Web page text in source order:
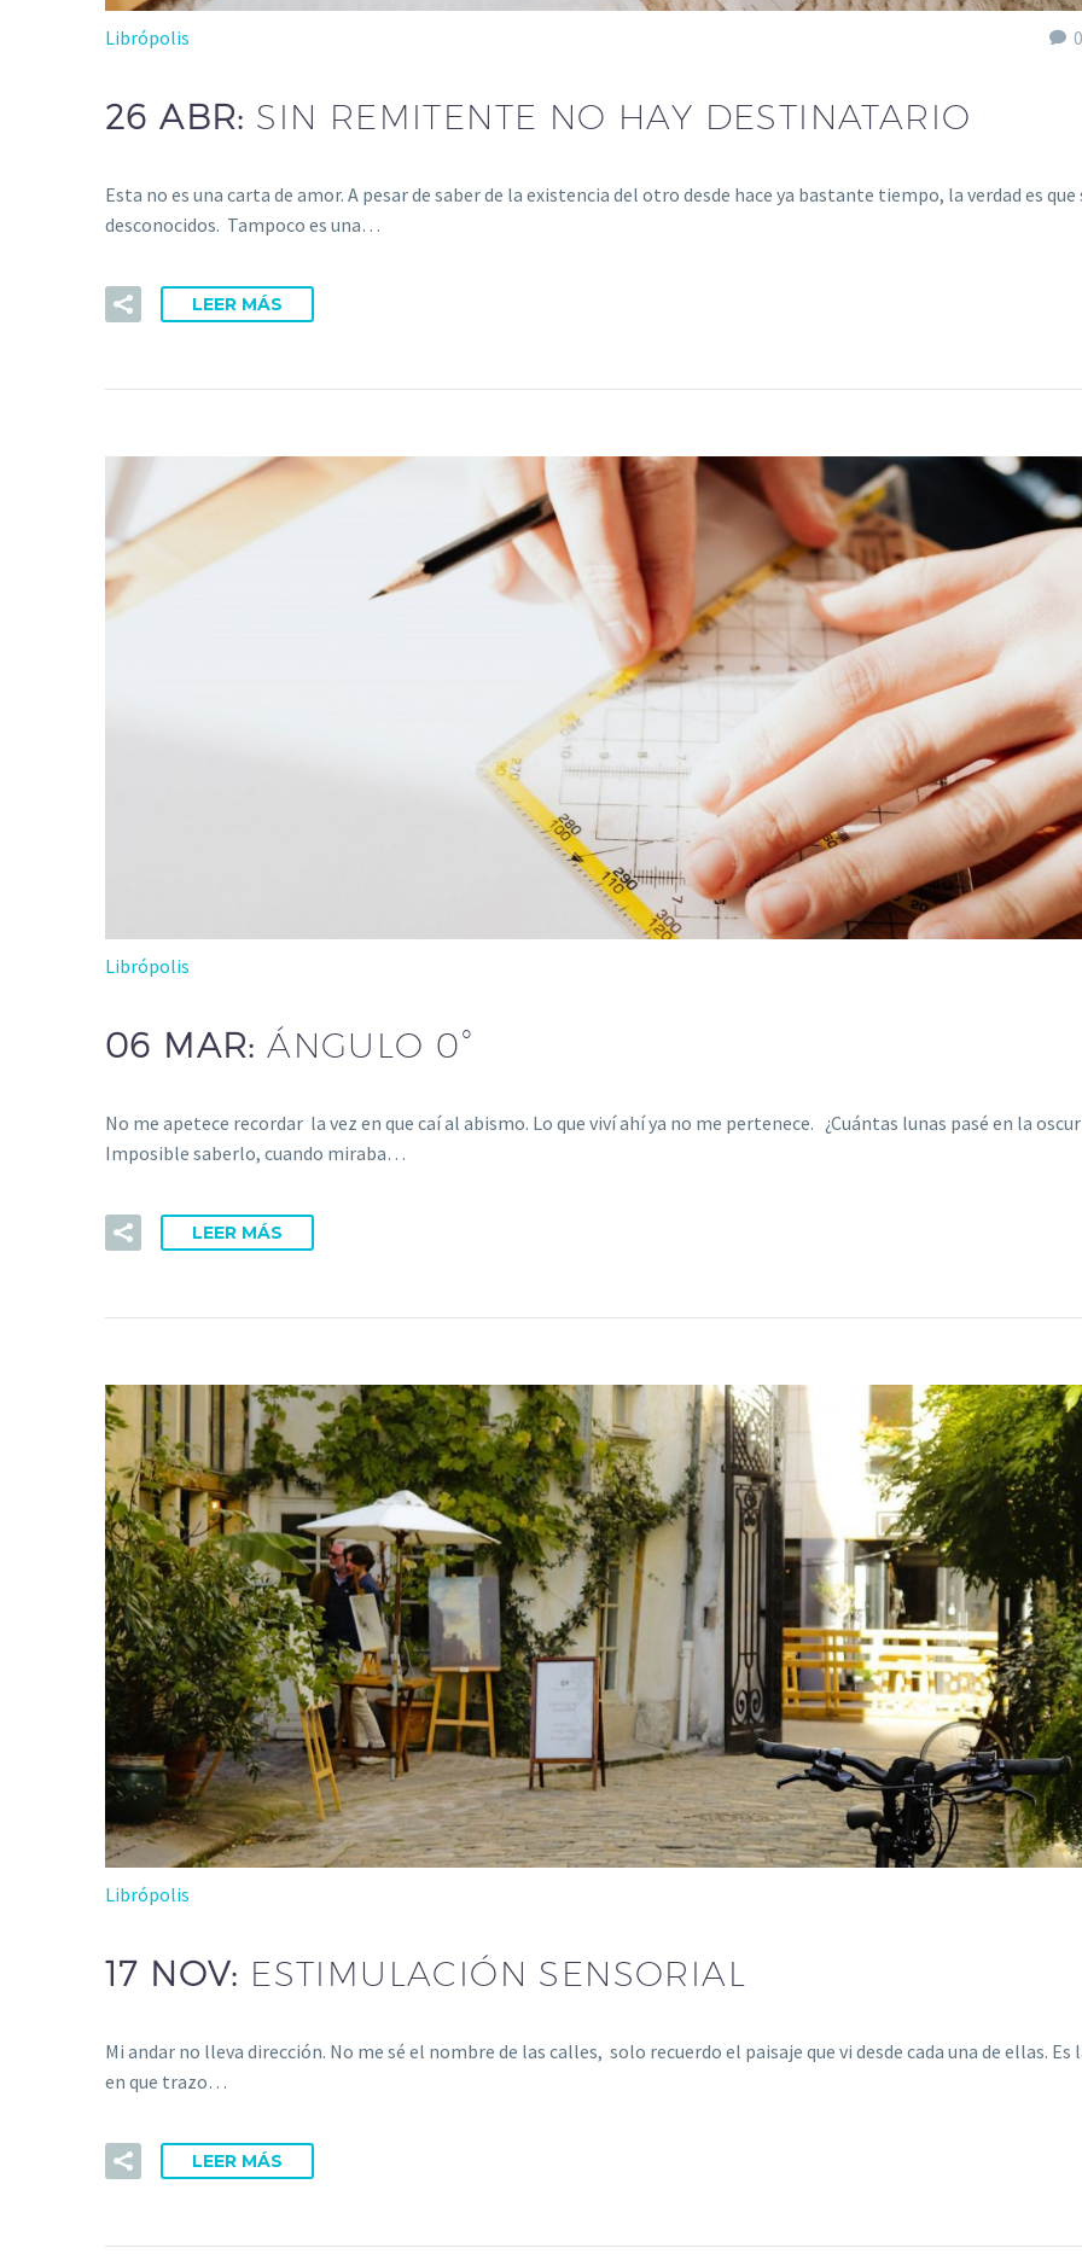
0
Librópolis
26 ABR: SIN REMITENTE NO HAY DESTINATARIO
Esta no es una carta de amor. A pesar de saber de la existencia del otro desde hace ya bastante tiempo, la verdad es
desconocidos. Tampoco es una…
LEER MÁS
Librópolis
06 MAR:ÁNGULO 0°
No me apetece recordar la vez en que caí al abismo. Lo que viví ahí ya no me pertenece. ¿Cuántas lunas pasé en la
Imposible saberlo, cuando miraba…
LEER MÁS
Librópolis
17 NOV: ESTIMULACIÓN SENSORIAL
Mi andar no lleva dirección. No me sé el nombre de las calles, solo recuerdo el paisaje que vi desde cada una de ellas. Es
en que trazo…
LEER MÁS